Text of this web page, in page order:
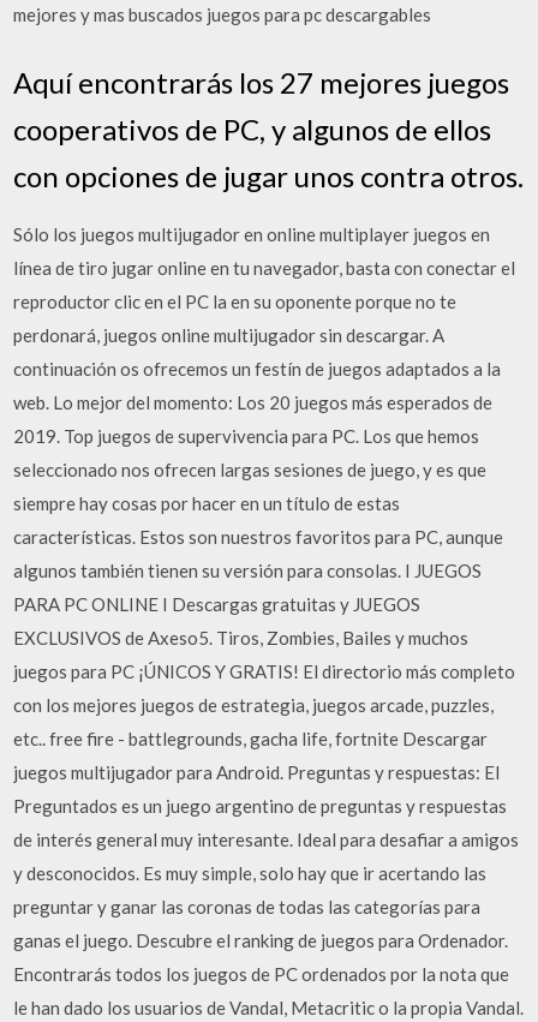
mejores y mas buscados juegos para pc descargables
Aquí encontrarás los 27 mejores juegos
cooperativos de PC, y algunos de ellos
con opciones de jugar unos contra otros.
Sólo los juegos multijugador en online multiplayer juegos en
línea de tiro jugar online en tu navegador, basta con conectar el
reproductor clic en el PC la en su oponente porque no te
perdonará, juegos online multijugador sin descargar. A
continuación os ofrecemos un festín de juegos adaptados a la
web. Lo mejor del momento: Los 20 juegos más esperados de
2019. Top juegos de supervivencia para PC. Los que hemos
seleccionado nos ofrecen largas sesiones de juego, y es que
siempre hay cosas por hacer en un título de estas
características. Estos son nuestros favoritos para PC, aunque
algunos también tienen su versión para consolas. I JUEGOS
PARA PC ONLINE I Descargas gratuitas y JUEGOS
EXCLUSIVOS de Axeso5. Tiros, Zombies, Bailes y muchos
juegos para PC ¡ÚNICOS Y GRATIS! El directorio más completo
con los mejores juegos de estrategia, juegos arcade, puzzles,
etc.. free fire - battlegrounds, gacha life, fortnite Descargar
juegos multijugador para Android. Preguntas y respuestas: El
Preguntados es un juego argentino de preguntas y respuestas
de interés general muy interesante. Ideal para desafiar a amigos
y desconocidos. Es muy simple, solo hay que ir acertando las
preguntar y ganar las coronas de todas las categorías para
ganas el juego. Descubre el ranking de juegos para Ordenador.
Encontrarás todos los juegos de PC ordenados por la nota que
le han dado los usuarios de Vandal, Metacritic o la propia Vandal.